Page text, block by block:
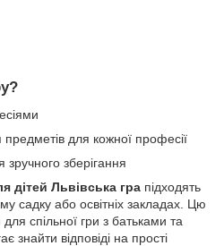
для кожної професії
зберігання
дітей Львівська гра підходять
садку або освітніх закладах. Цю
спільної гри з батьками та
знайти відповіді на прості